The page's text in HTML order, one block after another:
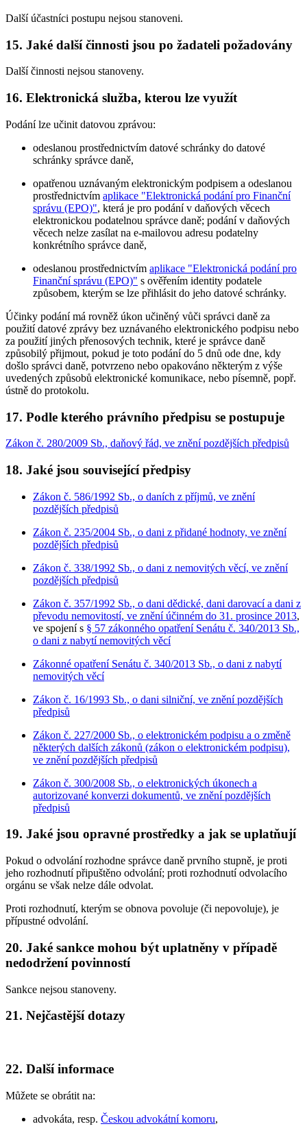
Další účastníci postupu nejsou stanoveni.
15. Jaké další činnosti jsou po žadateli požadovány
Další činnosti nejsou stanoveny.
16. Elektronická služba, kterou lze využít
Podání lze učinit datovou zprávou:
odeslanou prostřednictvím datové schránky do datové
schránky správce daně,
opatřenou uznávaným elektronickým podpisem a odeslanou
prostřednictvím aplikace "Elektronická podání pro Finanční
správu (EPO)", která je pro podání v daňových věcech
elektronickou podatelnou správce daně; podání v daňových
věcech nelze zasílat na e-mailovou adresu podatelny
konkrétního správce daně,
odeslanou prostřednictvím aplikace "Elektronická podání pro
Finanční správu (EPO)" s ověřením identity podatele
způsobem, kterým se lze přihlásit do jeho datové schránky.
Účinky podání má rovněž úkon učiněný vůči správci daně za
použití datové zprávy bez uznávaného elektronického podpisu nebo
za použití jiných přenosových technik, které je správce daně
způsobilý přijmout, pokud je toto podání do 5 dnů ode dne, kdy
došlo správci daně, potvrzeno nebo opakováno některým z výše
uvedených způsobů elektronické komunikace, nebo písemně, popř.
ústně do protokolu.
17. Podle kterého právního předpisu se postupuje
Zákon č. 280/2009 Sb., daňový řád, ve znění pozdějších předpisů
18. Jaké jsou související předpisy
Zákon č. 586/1992 Sb., o daních z příjmů, ve znění
pozdějších předpisů
Zákon č. 235/2004 Sb., o dani z přidané hodnoty, ve znění
pozdějších předpisů
Zákon č. 338/1992 Sb., o dani z nemovitých věcí, ve znění
pozdějších předpisů
Zákon č. 357/1992 Sb., o dani dědické, dani darovací a dani z
převodu nemovitostí, ve znění účinném do 31. prosince 2013,
ve spojení s § 57 zákonného opatření Senátu č. 340/2013 Sb.,
o dani z nabytí nemovitých věcí
Zákonné opatření Senátu č. 340/2013 Sb., o dani z nabytí
nemovitých věcí
Zákon č. 16/1993 Sb., o dani silniční, ve znění pozdějších
předpisů
Zákon č. 227/2000 Sb., o elektronickém podpisu a o změně
některých dalších zákonů (zákon o elektronickém podpisu),
ve znění pozdějších předpisů
Zákon č. 300/2008 Sb., o elektronických úkonech a
autorizované konverzi dokumentů, ve znění pozdějších
předpisů
19. Jaké jsou opravné prostředky a jak se uplatňují
Pokud o odvolání rozhodne správce daně prvního stupně, je proti
jeho rozhodnutí připuštěno odvolání; proti rozhodnutí odvolacího
orgánu se však nelze dále odvolat.
Proti rozhodnutí, kterým se obnova povoluje (či nepovoluje), je
přípustné odvolání.
20. Jaké sankce mohou být uplatněny v případě
nedodržení povinností
Sankce nejsou stanoveny.
21. Nejčastější dotazy
22. Další informace
Můžete se obrátit na:
advokáta, resp. Českou advokátní komoru,